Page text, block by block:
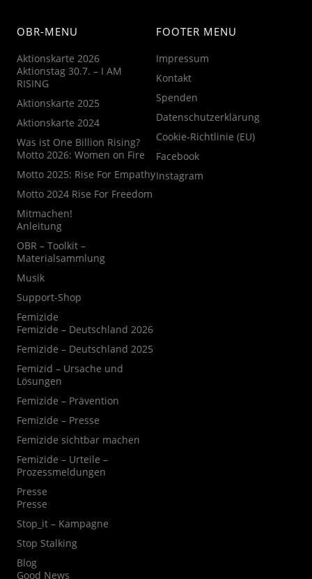
OBR-MENU
Aktionskarte 2026
Aktionstag 30.7. – I AM
RISING
Aktionskarte 2025
Aktionskarte 2024
Was ist One Billion Rising?
Motto 2026: Women on Fire
Motto 2025: Rise For Empathy
Motto 2024 Rise For Freedom
Mitmachen!
Anleitung
OBR – Toolkit –
Materialsammlung
Musik
Support-Shop
Femizide
Femizide – Deutschland 2026
Femizide – Deutschland 2025
Femizid – Ursache und
Lösungen
Femizide – Prävention
Femizide – Presse
Femizide sichtbar machen
Femizide – Urteile –
Prozessmeldungen
Presse
Presse
Stop_it – Kampagne
Stop Stalking
Blog
Good News
FOOTER MENU
Impressum
Kontakt
Spenden
Datenschutzerklärung
Cookie-Richtlinie (EU)
Facebook
Instagram